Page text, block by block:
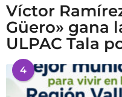
Víctor
Güero» gana
ULPAC Tala
4